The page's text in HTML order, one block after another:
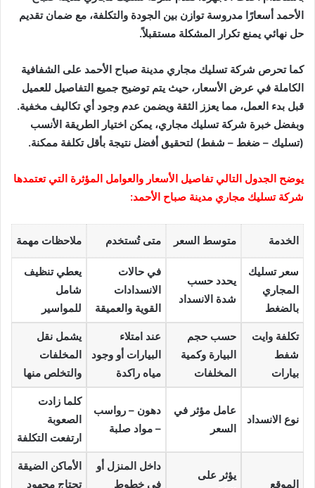
الأحمد أسعارًا مدروسة توازن بين الجودة والتكلفة، مع ضمان تقديم
حل نهائي يمنع تكرار المشكلة مستقبلاً.
كما تحرص شركة تسليك مجاري مدينة صباح الأحمد على الشفافية
الكاملة في عرض الأسعار، حيث يتم توضيح جميع التفاصيل للعميل
قبل بدء العمل، مما يعزز الثقة ويضمن عدم وجود أي تكاليف مخفية.
وبفضل خبرة شركة تسليك مجاري، يمكن اختيار الطريقة الأنسب
(تسليك – ضغط – شفط) لتحقيق أفضل نتيجة بأقل تكلفة ممكنة.
يوضح الجدول التالي تفاصيل الأسعار والعوامل المؤثرة التي تعتمدها
شركة تسليك مجاري مدينة صباح الأحمد:
الخدمة متوسط السعر متى تُستخدم ملاحظات مهمة
سعر تسليك
المجاري
بالضغط
يحدد حسب
شدة الانسداد
في حالات
الانسدادات
القوية والعميقة
يعطي تنظيف
شامل
للمواسير
تكلفة وايت
شفط
بيارات
حسب حجم
البيارة وكمية
المخلفات
عند امتلاء
البيارات أو وجود
مياه راكدة
يشمل نقل
المخلفات
والتخلص منها
نوع الانسداد
عامل مؤثر في
السعر
دهون – رواسب
– مواد صلبة
كلما زادت
الصعوبة
ارتفعت التكلفة
الموقع
يؤثر على
داخل المنزل أو
في خطوط
الأماكن الضيقة
تحتاج مجهود